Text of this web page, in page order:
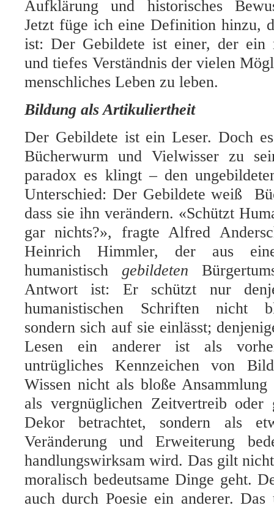
Aufklärung und historisches
Jetzt füge ich eine Definition hinzu,
ist: Der Gebildete ist einer, der ein
und tiefes Verständnis der vielen
menschliches Leben zu leben.
Bildung als Artikuliertheit
Der Gebildete ist ein Leser. Doch
Bücherwurm und Vielwisser zu
paradox es klingt – den
Unterschied: Der Gebildete weiß
dass sie ihn verändern. «Schützt
gar nichts?», fragte Alfred
Heinrich Himmler, der aus
humanistisch gebildeten
Antwort ist: Er schützt nur
humanistischen Schriften nicht
sondern sich auf sie einlässt;
Lesen ein anderer ist als
untrügliches Kennzeichen von
Wissen nicht als bloße
als vergnüglichen Zeitvertreib oder
Dekor betrachtet, sondern als
Veränderung und Erweiterung
handlungswirksam wird. Das gilt
moralisch bedeutsame Dinge geht.
auch durch Poesie ein anderer. Das